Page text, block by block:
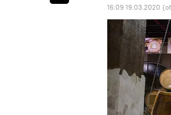
16:09 19.03.2020